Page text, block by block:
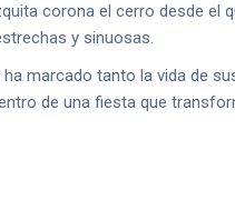
corona el cerro desde el
y sinuosas.
ha marcado tanto la vida de
de una fiesta que